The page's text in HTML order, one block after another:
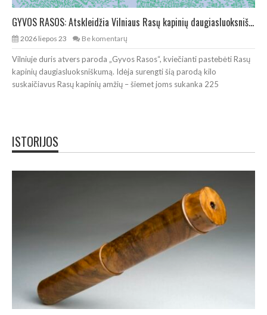
GYVOS RASOS: Atskleidžia Vilniaus Rasų kapinių daugiasluoksniškumą
2026 liepos 23 Be komentarų
Vilniuje duris atvers paroda „Gyvos Rasos“, kviečianti pastebėti Rasų
kapinių daugiasluoksniškumą. Idėja surengti šią parodą kilo
suskaičiavus Rasų kapinių amžių – šiemet joms sukanka 225
ISTORIJOS